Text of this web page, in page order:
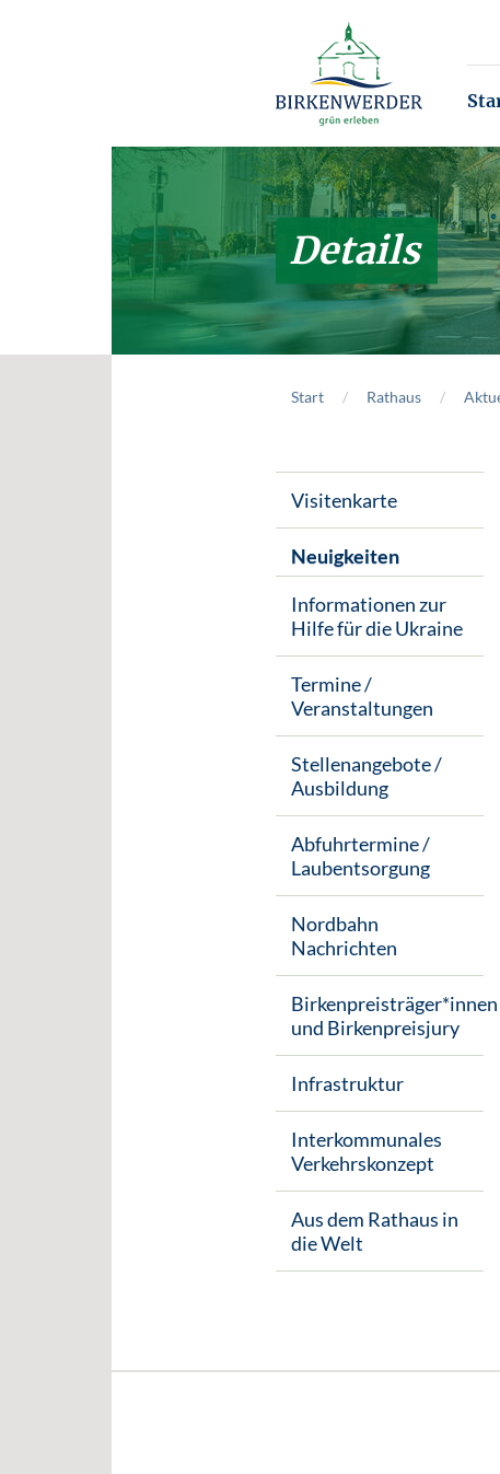
Details
Start Rathaus
Visitenkarte
Neuigkeiten
Informationen zur
Hilfe für die Ukraine
Termine /
Veranstaltungen
Stellenangebote /
Ausbildung
Abfuhrtermine /
Laubentsorgung
Nordbahn
Nachrichten
Birkenpreisträger*innen
und Birkenpreisjury
Infrastruktur
Interkommunales
Verkehrskonzept
Aus dem Rathaus in
die Welt